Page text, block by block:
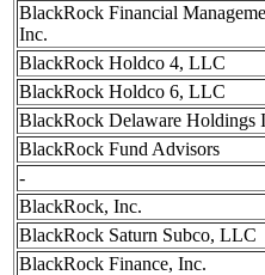
BlackRock Financial
Inc.
BlackRock Holdco 4, LLC
BlackRock Holdco 6, LLC
BlackRock Delaware Holdings
BlackRock Fund Advisors
-
BlackRock, Inc.
BlackRock Saturn Subco, LLC
BlackRock Finance, Inc.